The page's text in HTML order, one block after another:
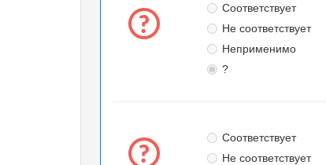
Соответствует
Не соответствует
Неприменимо
?
Соответствует
Не соответствует